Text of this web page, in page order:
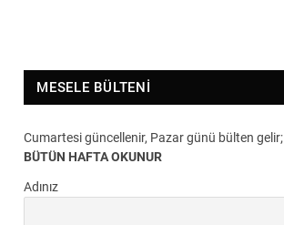
MESELE BÜLTENI
Cumartesi güncellenir, Pazar günü bülten gelir;
BÜTÜN HAFTA OKUNUR
Adınız